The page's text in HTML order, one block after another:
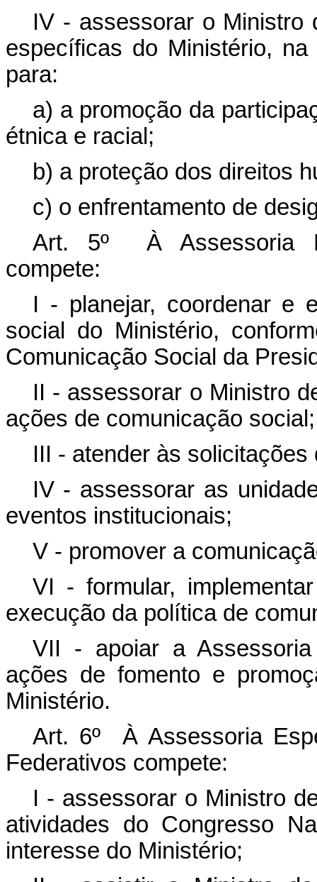
IV - assessorar o Ministro
específicas do Ministério,
para:
a) a promoção da
étnica e racial;
b) a proteção dos direitos
c) o enfrentamento de
Art. 5º À Assessoria
compete:
I - planejar, coordenar e
social do Ministério,
Comunicação Social da
II - assessorar o Ministro
ações de comunicação social;
III - atender às
IV - assessorar as
eventos institucionais;
V - promover a
VI - formular,
execução da política de
VII - apoiar a
ações de fomento e
Ministério.
Art. 6º À Assessoria
Federativos compete:
I - assessorar o Ministro
atividades do Congresso
interesse do Ministério;